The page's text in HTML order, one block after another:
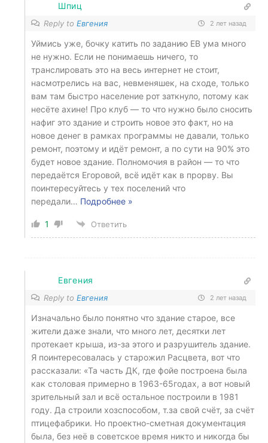
Шпиц
Reply to Евгения 2 лет назад
Уймись уже, бочку катить по заданию ЕВ ума много
не нужно. Если не понимаешь ничего, то
транслировать это на весь интернет не стоит,
насмотрелись на вас, невменяшек, на сходе, только
вам там быстро население рот заткнуло, потому как
несёте ахине! Про клуб — то что нужно было сносить
нафиг это здание и строить новое это факт, но на
новое денег в рамках программы не давали, только
ремонт, поэтому и идёт ремонт, а по сути на 90% это
будет новое здание. Полномочия в район — то что
передаётся Егоровой, всё идёт как в прорву. Вы
поинтересуйтесь у тех поселений что
передали… Подробнее »
1 Ответить
Евгения
Reply to Евгения 2 лет назад
Изначально было понятно что здание старое, все
жители даже знали, что много лет, десятки лет
протекает крыша, из-за этого и разрушитель здание.
Я поинтересовалась у старожил Расцвета, вот что
рассказали: «Та часть ДК, где фойе построена была
как столовая примерно в 1963-65годах, а вот новый
зрительный зал и всё остальное построили в 1981
году. Да строили хозспособом, т.за свой счёт, за счёт
птицефабрики. Но проектно-сметная документация
была, без неё в советское время никто и никогда бы